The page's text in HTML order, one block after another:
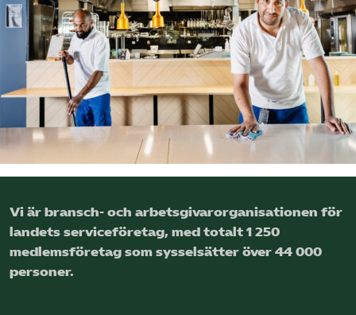
Våra frågor
SRY
Bli medlem
Logga in på Arbetsgivarguiden
Press
Vi är bransch- och arbetsgivar­organisationen för
landets service­företag, med totalt 1 250
medlems­företag som sysselsätter över 44 000
personer.